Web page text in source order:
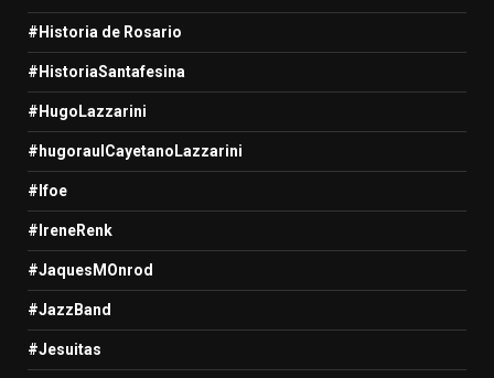
#Historia de Rosario
#HistoriaSantafesina
#HugoLazzarini
#hugoraulCayetanoLazzarini
#Ifoe
#IreneRenk
#JaquesMOnrod
#JazzBand
#Jesuitas